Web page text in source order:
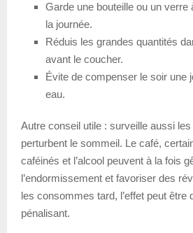
Garde une bouteille ou un verre
la journée.
Réduis les grandes quantités
avant le coucher.
Évite de compenser le soir une
eau.
Autre conseil utile : surveille aussi
perturbent le sommeil. Le café,
caféinés et l’alcool peuvent à la fois
l’endormissement et favoriser des
les consommes tard, l’effet peut être
pénalisant.